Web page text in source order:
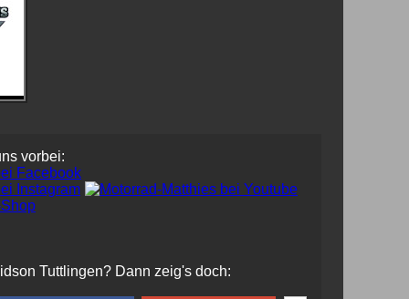
vorbei:
Tuttlingen? Dann zeig's doch: